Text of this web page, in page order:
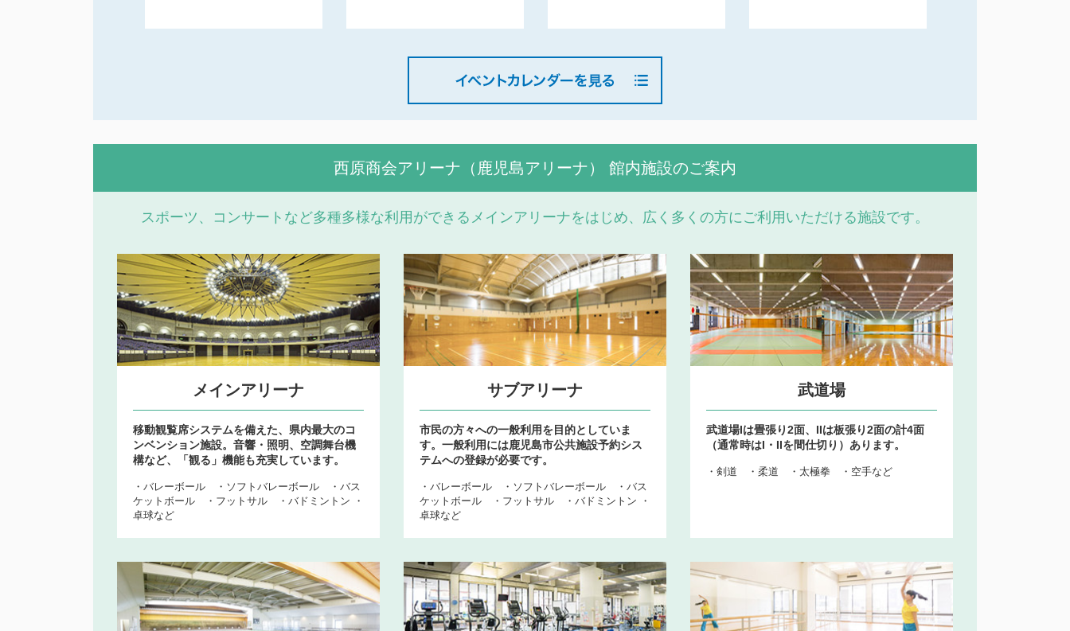
西原商会アリーナ（鹿児島アリーナ） 館内施設のご案内
スポーツ、コンサートなど多種多様な利用ができるメインアリーナをはじめ、広く多くの方にご利用いただける施設です。
メインアリーナ
移動観覧席システムを備えた、県内最大のコ
ンベンション施設。音響・照明、空調舞台機
構など、「観る」機能も充実しています。
・バレーボール ・ソフトバレーボール ・バス
ケットボール ・フットサル ・バドミントン ・
卓球など
サブアリーナ
市民の方々への一般利用を目的としていま
す。一般利用には鹿児島市公共施設予約シス
テムへの登録が必要です。
・バレーボール ・ソフトバレーボール ・バス
ケットボール ・フットサル ・バドミントン ・
卓球など
武道場
武道場Iは畳張り2面、IIは板張り2面の計4面
（通常時はI・IIを間仕切り）あります。
・剣道 ・柔道 ・太極拳 ・空手など